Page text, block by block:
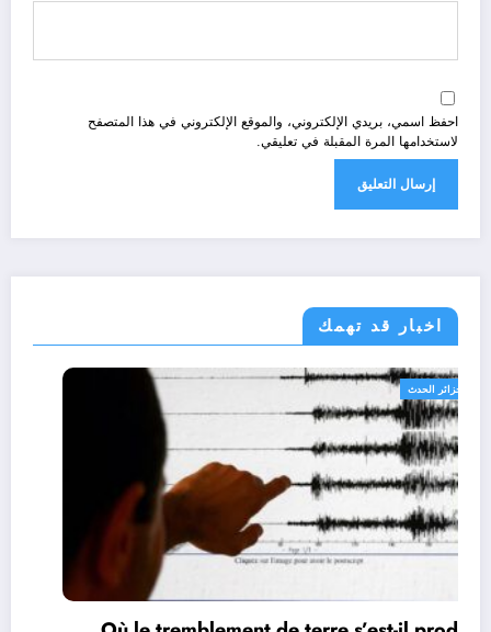
احفظ اسمي، بريدي الإلكتروني، والموقع الإلكتروني في هذا المتصفح
لاستخدامها المرة المقبلة في تعليقي.
اخبار قد تهمك
الجزائر الحدث